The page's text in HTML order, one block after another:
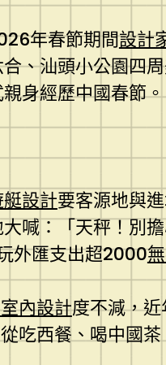
年春節期間設計
、汕頭小公園四
身經歷中國春節。
設計要客源地與
喊：「天秤！別
外匯支出超2000
內設計度不減，
吃西餐、喝中國